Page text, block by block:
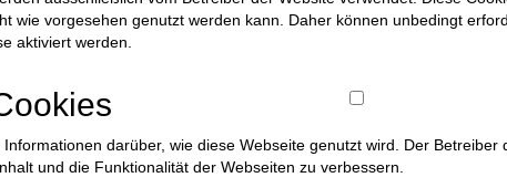
wie vorgesehen genutzt werden kann. Daher können unbedingt
aktiviert werden.
darüber, wie diese Webseite genutzt wird. Der Betreiber
und die Funktionalität der Webseiten zu verbessern.